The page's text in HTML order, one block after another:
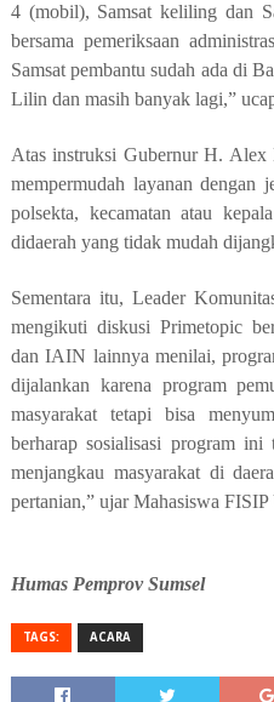
4 (mobil), Samsat keliling dan
bersama pemeriksaan
Samsat pembantu sudah ada di
Lilin dan masih banyak lagi,”
Atas instruksi Gubernur H.
mempermudah layanan dengan
polsekta, kecamatan atau
didaerah yang tidak mudah
Sementara itu, Leader
mengikuti diskusi Primetopic
dan IAIN lainnya menilai,
dijalankan karena program
masyarakat tetapi bisa
berharap sosialisasi program
menjangkau masyarakat di
pertanian,” ujar Mahasiswa
Humas Pemprov Sumsel
TAGS: ACARA